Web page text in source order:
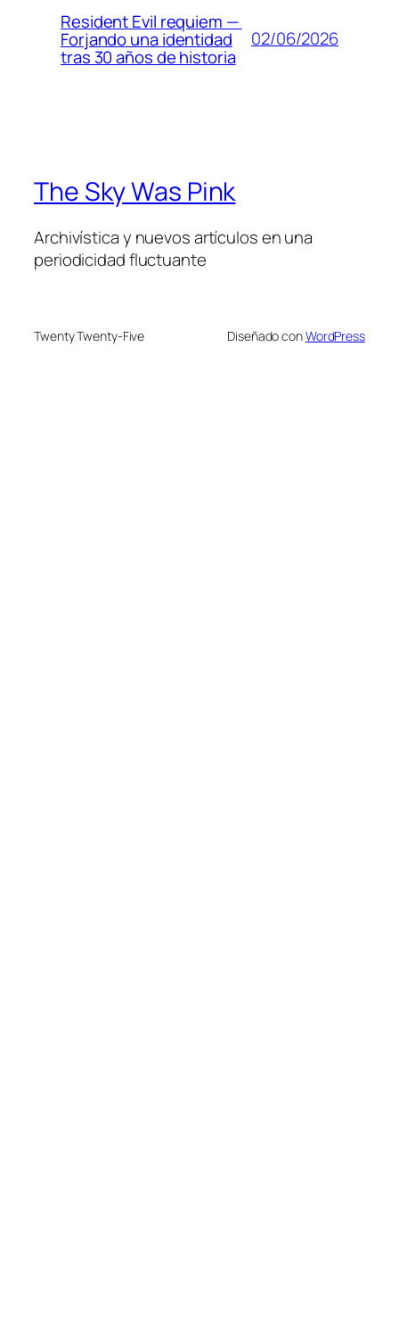
Resident Evil requiem —
Forjando una identidad
tras 30 años de historia
02/06/2026
The Sky Was Pink
Archivística y nuevos artículos en una
periodicidad fluctuante
Twenty Twenty-Five Diseñado conWordPress